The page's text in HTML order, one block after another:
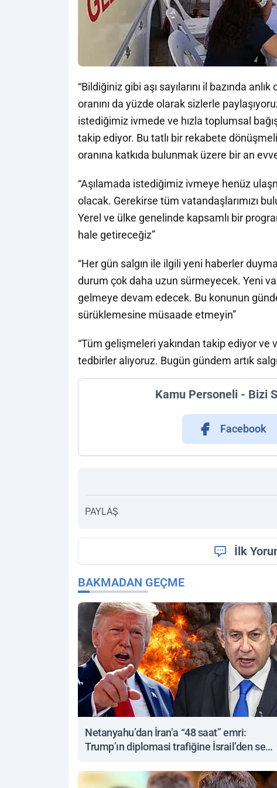
“Bildiğiniz gibi aşı sayılarını il bazında
oranını da yüzde olarak sizlerle
istediğimiz ivmede ve hızla toplumsal
takip ediyor. Bu tatlı bir rekabete
oranına katkıda bulunmak üzere bir an evvel
“Aşılamada istediğimiz ivmeye henüz
olacak. Gerekirse tüm vatandaşlarımızı
Yerel ve ülke genelinde kapsamlı bir
hale getireceğiz”
“Her gün salgın ile ilgili yeni haberler
durum çok daha uzun sürmeyecek. Yeni
gelmeye devam edecek. Bu konunun
sürüklemesine müsaade etmeyin”
“Tüm gelişmeleri yakından takip ediyor ve
tedbirler alıyoruz. Bugün gündem artık
Kamu Personeli - Bizi
Facebook
PAYLAŞ
İlk
BAKMADAN GEÇME
Netanyahu’dan İran’a “48 saat” emri:
Trump’ın diplomasi trafiğine İsrail’den sert